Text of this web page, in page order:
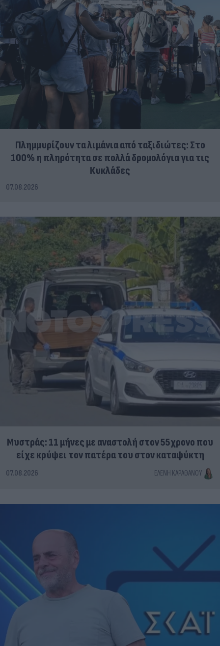
Πλημμυρίζουν τα λιμάνια από ταξιδιώτες: Στο
100% η πληρότητα σε πολλά δρομολόγια για τις
Κυκλάδες
07.08.2026
Μυστράς: 11 μήνες με αναστολή στον 55χρονο που
είχε κρύψει τον πατέρα του στον καταψύκτη
07.08.2026 ΕΛΈΝΗ ΚΑΡΑΘΆΝΟΥ